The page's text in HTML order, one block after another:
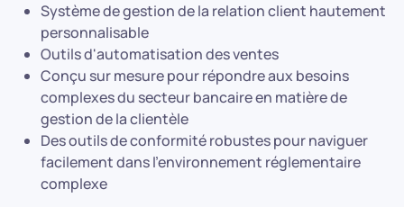
Système de gestion de la relation client hautement
personnalisable
Outils d'automatisation des ventes
Conçu sur mesure pour répondre aux besoins
complexes du secteur bancaire en matière de
gestion de la clientèle
Des outils de conformité robustes pour naviguer
facilement dans l'environnement réglementaire
complexe